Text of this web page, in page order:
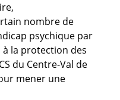
nombre de
psychique par
la protection des
du Centre-Val de
mener une